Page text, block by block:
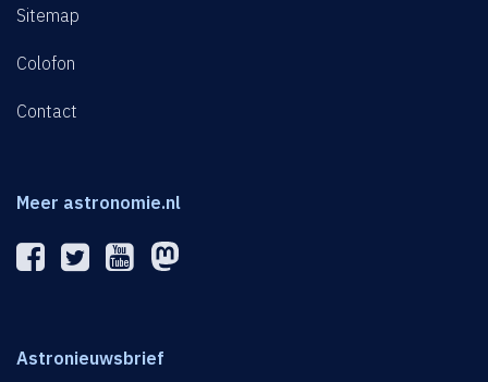
Sitemap
Colofon
Contact
Meer astronomie.nl
Astronieuwsbrief